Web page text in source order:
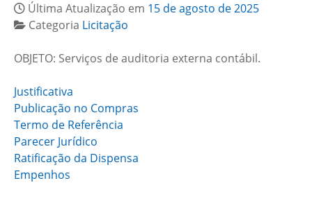
Última Atualização em 15 de agosto de 2025
Categoria Licitação
OBJETO: Serviços de auditoria externa contábil.
Justificativa
Publicação no Compras
Termo de Referência
Parecer Jurídico
Ratificação da Dispensa
Empenhos